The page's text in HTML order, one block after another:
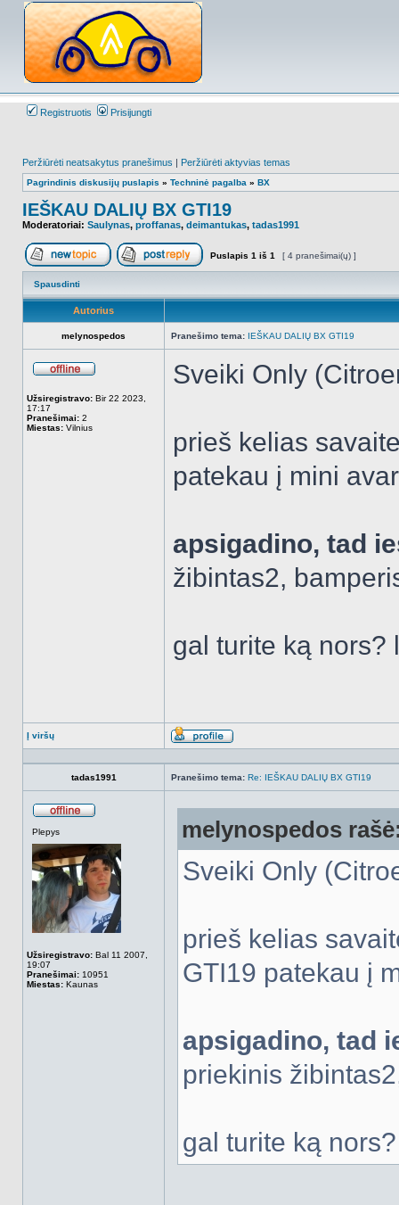
Registruotis Prisijungti
Peržiūrėti neatsakytus pranešimus | Peržiūrėti aktyvias temas
Pagrindinis diskusijų puslapis » Techninė pagalba » BX
IEŠKAU DALIŲ BX GTI19
Moderatoriai: Saulynas, proffanas, deimantukas, tadas1991
Naujos temos kūrimasAtsakyti į temą
Puslapis 1 iš 1 [ 4 pranešimai(ų) ]
Spausdinti
Autorius
melynospedos Pranešimo tema: IEŠKAU DALIŲ BX GTI19
Užsiregistravo: Bir 22 2023,
17:17
Pranešimai: 2
Miestas: Vilnius
Sveiki Only
prieš kelias
patekau į mini
apsigadino, tad
žibintas2,
gal turite ką nors?
Į viršų
Aprašymas
tadas1991 Pranešimo tema: Re: IEŠKAU DALIŲ BX GTI19
Plepys
Užsiregistravo: Bal 11 2007,
19:07
Pranešimai: 10951
Miestas: Kaunas
melynospedos
Sveiki Only
prieš kelias
GTI19 patekau į
apsigadino, tad
priekinis
gal turite ką